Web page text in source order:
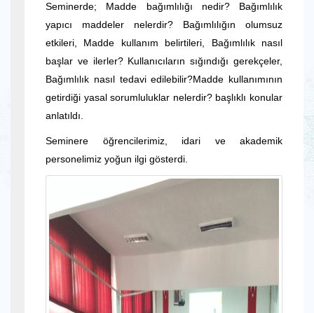
Seminerde; Madde bağımlılığı nedir? Bağımlılık
yapıcı maddeler nelerdir? Bağımlılığın olumsuz
etkileri, Madde kullanım belirtileri, Bağımlılık nasıl
başlar ve ilerler? Kullanıcıların sığındığı gerekçeler,
Bağımlılık nasıl tedavi edilebilir?Madde kullanımının
getirdiği yasal sorumluluklar nelerdir? başlıklı konular
anlatıldı.
Seminere öğrencilerimiz, idari ve akademik
personelimiz yoğun ilgi gösterdi.